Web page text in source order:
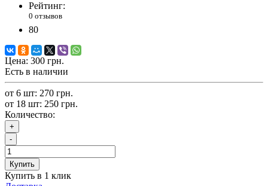
Рейтинг:
0 отзывов
80
Цена: 300 грн.
Есть в наличии
от 6 шт: 270 грн.
от 18 шт: 250 грн.
Количество:
+
-
Купить
Купить в 1 клик